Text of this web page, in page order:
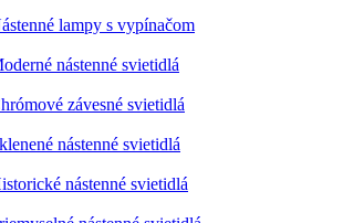
lampy s vypínačom
nástenné svietidlá
závesné svietidlá
nástenné svietidlá
nástenné svietidlá